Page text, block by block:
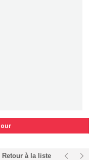
Retour à la liste